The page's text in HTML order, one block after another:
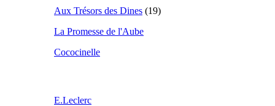
Aux Trésors des Dines (19)
La Promesse de l'Aube
Cococinelle
E.Leclerc